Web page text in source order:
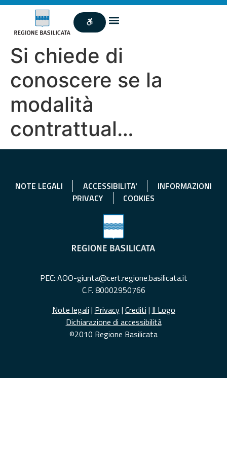
Si chiede di
conoscere se la
modalità
contrattual…
NOTE LEGALI ACCESSIBILITA'
INFORMAZIONI
PRIVACY
COOKIES
PEC: AOO-giunta@cert.regione.basilicata.it
C.F. 80002950766
Note legali | Privacy| Crediti | Il Logo
Dichiarazione di accessibilità
©2010 Regione Basilicata